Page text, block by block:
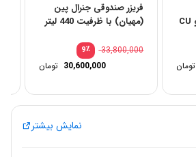
الکتروژن مدل توچال پرو CU
قیمت
اصلی:
بود.
تومان
قیمت
فعلی:
3,180,000 تومان.
فریزر صندوقی جنرال پین
(مهیان) با ظرفیت 440 لیتر
٪9
33,800,000
30,600,000 تومان
نمایش بیشتر